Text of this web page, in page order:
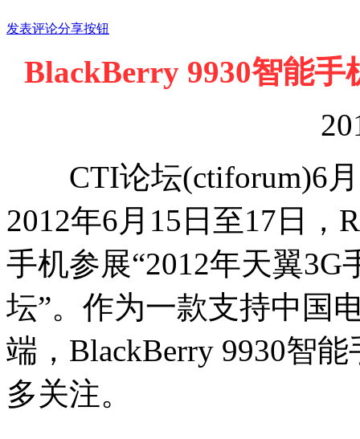
发表评论分享按钮
BlackBerry 9930智能手
CTI论坛(ctiforum)6月
2012年6月15日至17日，
手机参展“2012年天翼
坛”。作为一款支持中国
端，BlackBerry 9930智
多关注。